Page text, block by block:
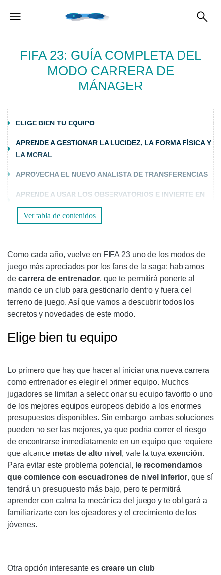
FIFA 23: GUÍA COMPLETA DEL
MODO CARRERA DE
MÁNAGER
ELIGE BIEN TU EQUIPO
APRENDE A GESTIONAR LA LUCIDEZ, LA FORMA FÍSICA Y
LA MORAL
APROVECHA EL NUEVO ANALISTA DE TRANSFERENCIAS
APRENDE A USAR LOS OBSERVATORIOS E INVIERTE EN
LOS JÓVENES
Ver tabla de contenidos
Como cada año, vuelve en FIFA 23 uno de los modos de
juego más apreciados por los fans de la saga: hablamos
de carrera de entrenador, que te permitirá ponerte al
mando de un club para gestionarlo dentro y fuera del
terreno de juego. Así que vamos a descubrir todos los
secretos y novedades de este modo.
Elige bien tu equipo
Lo primero que hay que hacer al iniciar una nueva carrera
como entrenador es elegir el primer equipo. Muchos
jugadores se limitan a seleccionar su equipo favorito o uno
de los mejores equipos europeos debido a los enormes
presupuestos disponibles. Sin embargo, ambas soluciones
pueden no ser las mejores, ya que podría correr el riesgo
de encontrarse inmediatamente en un equipo que requiere
que alcance metas de alto nivel , vale la tuya exención.
Para evitar este problema potencial, le recomendamos
que comience con escuadrones de nivel inferior, que sí
tendrá un presupuesto más bajo, pero te permitirá
aprender con calma la mecánica del juego y te obligará a
familiarizarte con los ojeadores y el crecimiento de los
jóvenes.
Otra opción interesante es creare un club